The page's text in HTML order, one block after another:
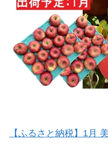
【ふるさと納税】1月